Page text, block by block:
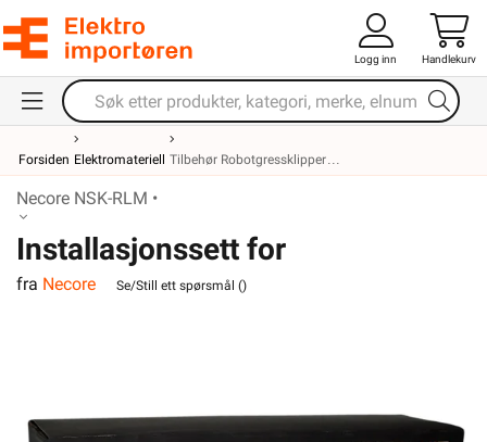
Logg inn Handlekurv
Forsiden Elektromateriell Tilbehør Robotgressklipper
Necore NSK-RLM •
Installasjonssett for
robotgressklippere
fra Necore Se/Still ett spørsmål ()